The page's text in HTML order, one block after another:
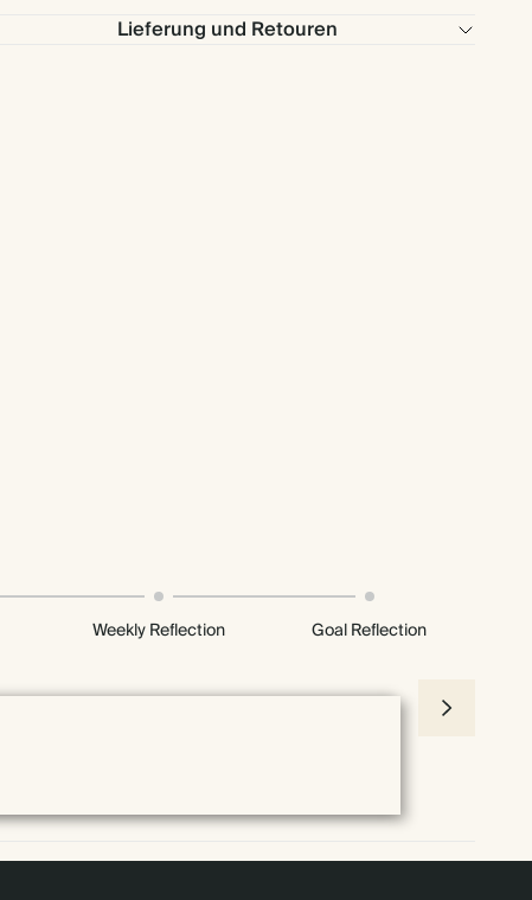
Lieferung und Retouren
Weekly Reflection Goal Reflection